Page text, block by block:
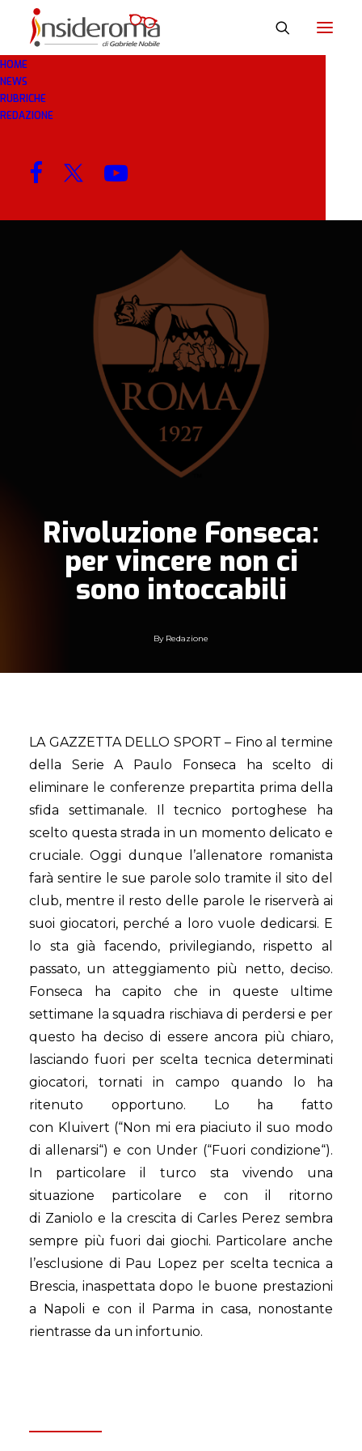
HOME
NEWS
RUBRICHE
REDAZIONE
14 LUG 2020
Rivoluzione Fonseca:
per vincere non ci
sono intoccabili
By Redazione
LA GAZZETTA DELLO SPORT – Fino al termine
della Serie A Paulo Fonseca ha scelto di
eliminare le conferenze prepartita prima della
sfida settimanale. Il tecnico portoghese ha
scelto questa strada in un momento delicato e
cruciale. Oggi dunque l’allenatore romanista
farà sentire le sue parole solo tramite il sito del
club, mentre il resto delle parole le riserverà ai
suoi giocatori, perché a loro vuole dedicarsi. E
lo sta già facendo, privilegiando, rispetto al
passato, un atteggiamento più netto, deciso.
Fonseca ha capito che in queste ultime
settimane la squadra rischiava di perdersi e per
questo ha deciso di essere ancora più chiaro,
lasciando fuori per scelta tecnica determinati
giocatori, tornati in campo quando lo ha
ritenuto opportuno. Lo ha fatto
con Kluivert (“Non mi era piaciuto il suo modo
di allenarsi“) e con Under(“Fuori condizione“).
In particolare il turco sta vivendo una
situazione particolare e con il ritorno
di Zaniolo e la crescita di Carles Perez sembra
sempre più fuori dai giochi. Particolare anche
l’esclusione di Pau Lopez per scelta tecnica a
Brescia, inaspettata dopo le buone prestazioni
a Napoli e con il Parma in casa, nonostante
rientrasse da un infortunio.